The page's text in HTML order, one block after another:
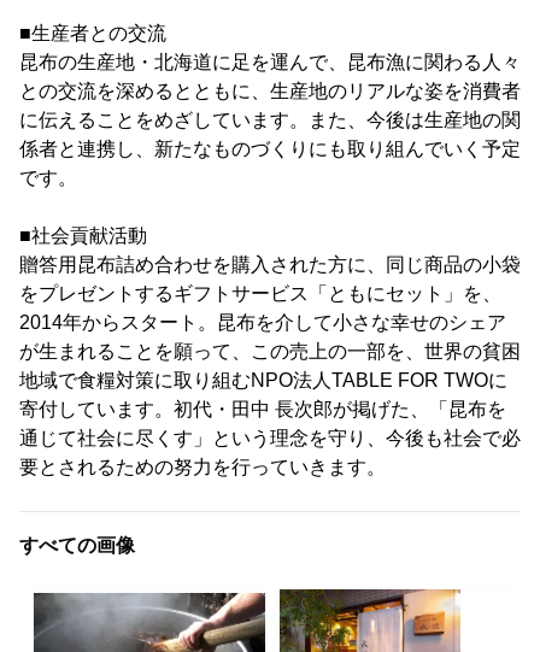
■生産者との交流
昆布の生産地・北海道に足を運んで、昆布漁に関わる人々
との交流を深めるとともに、生産地のリアルな姿を消費者
に伝えることをめざしています。また、今後は生産地の関
係者と連携し、新たなものづくりにも取り組んでいく予定
です。
■社会貢献活動
贈答用昆布詰め合わせを購入された方に、同じ商品の小袋
をプレゼントするギフトサービス「ともにセット」を、
2014年からスタート。昆布を介して小さな幸せのシェア
が生まれることを願って、この売上の一部を、世界の貧困
地域で食糧対策に取り組むNPO法人TABLE FOR TWOに
寄付しています。初代・田中 長次郎が掲げた、「昆布を
通じて社会に尽くす」という理念を守り、今後も社会で必
要とされるための努力を行っていきます。
すべての画像